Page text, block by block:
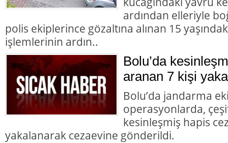
ardından elleriyle
polis ekiplerince gözaltına alınan 15
işlemlerinin ardın..
Bolu’da
aranan 7 kişi
Bolu’da jandarma
operasyonlarda,
kesinleşmiş hapis
yakalanarak cezaevine gönderildi.